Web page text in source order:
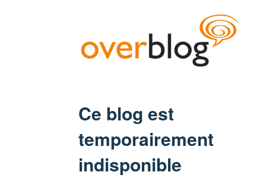
Ce blog est
temporairement
indisponible